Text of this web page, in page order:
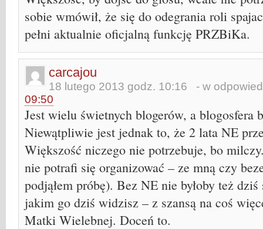
sobie wmówił, że się do odegrania roli
pełni aktualnie oficjalną funkcję PRZBiKa.
carcajou
18 lutego 2013 godz. 10:16 - w
09:50
Jest wielu świetnych blogerów, a blogosfera
Niewątpliwie jest jednak to, że 2 lata NE
Większość niczego nie potrzebuje, bo
nie potrafi się organizować – ze mną czy
podjąłem próbę). Bez NE nie byłoby też
jakim go dziś widzisz – z szansą na coś
Matki Wielebnej. Doceń to.